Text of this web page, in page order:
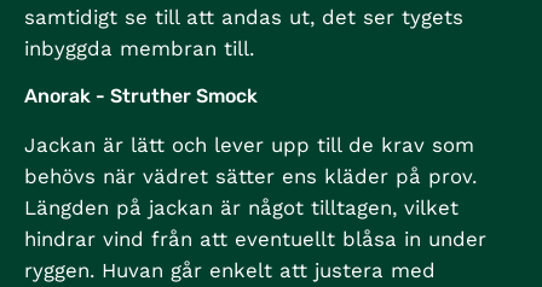
samtidigt se till att andas ut, det ser tygets
inbyggda membran till.
Anorak - Struther Smock
Jackan är lätt och lever upp till de krav som
behövs när vädret sätter ens kläder på prov.
Längden på jackan är något tilltagen, vilket
hindrar vind från att eventuellt blåsa in under
ryggen. Huvan går enkelt att justera med